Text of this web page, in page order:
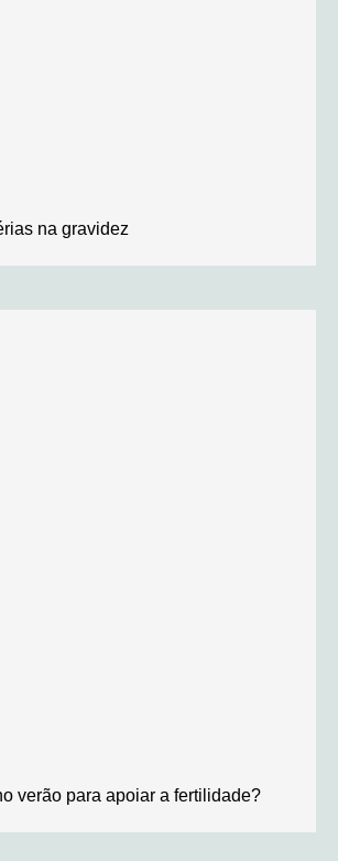
na gravidez
verão para apoiar a fertilidade?